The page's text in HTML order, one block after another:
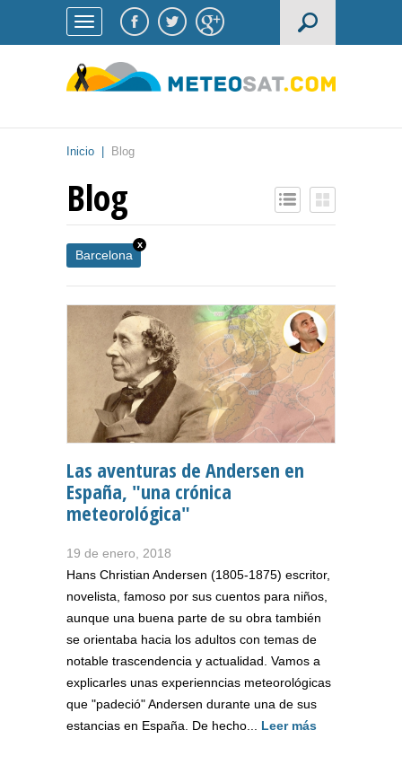
Inicio Blog
Blog
Barcelona
x
Las aventuras de Andersen en
España, "una crónica
meteorológica"
19 de enero, 2018
Hans Christian Andersen (1805-1875) escritor,
novelista, famoso por sus cuentos para niños,
aunque una buena parte de su obra también
se orientaba hacia los adultos con temas de
notable trascendencia y actualidad. Vamos a
explicarles unas experienncias meteorológicas
que "padeció" Andersen durante una de sus
estancias en España. De hecho... Leer más